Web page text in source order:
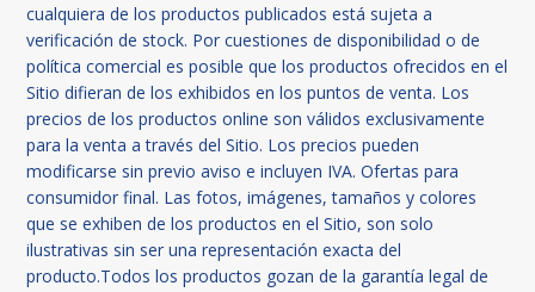
cualquiera de los productos publicados está sujeta a
verificación de stock. Por cuestiones de disponibilidad o de
política comercial es posible que los productos ofrecidos en el
Sitio difieran de los exhibidos en los puntos de venta. Los
precios de los productos online son válidos exclusivamente
para la venta a través del Sitio. Los precios pueden
modificarse sin previo aviso e incluyen IVA. Ofertas para
consumidor final. Las fotos, imágenes, tamaños y colores
que se exhiben de los productos en el Sitio, son solo
ilustrativas sin ser una representación exacta del
producto.Todos los productos gozan de la garantía legal de